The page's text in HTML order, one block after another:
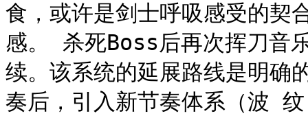
食，或许是剑士呼吸感受的契
感。 杀死Boss后再次挥刀音
续。该系统的延展路线是明确
奏后，引入新节奏体系（波